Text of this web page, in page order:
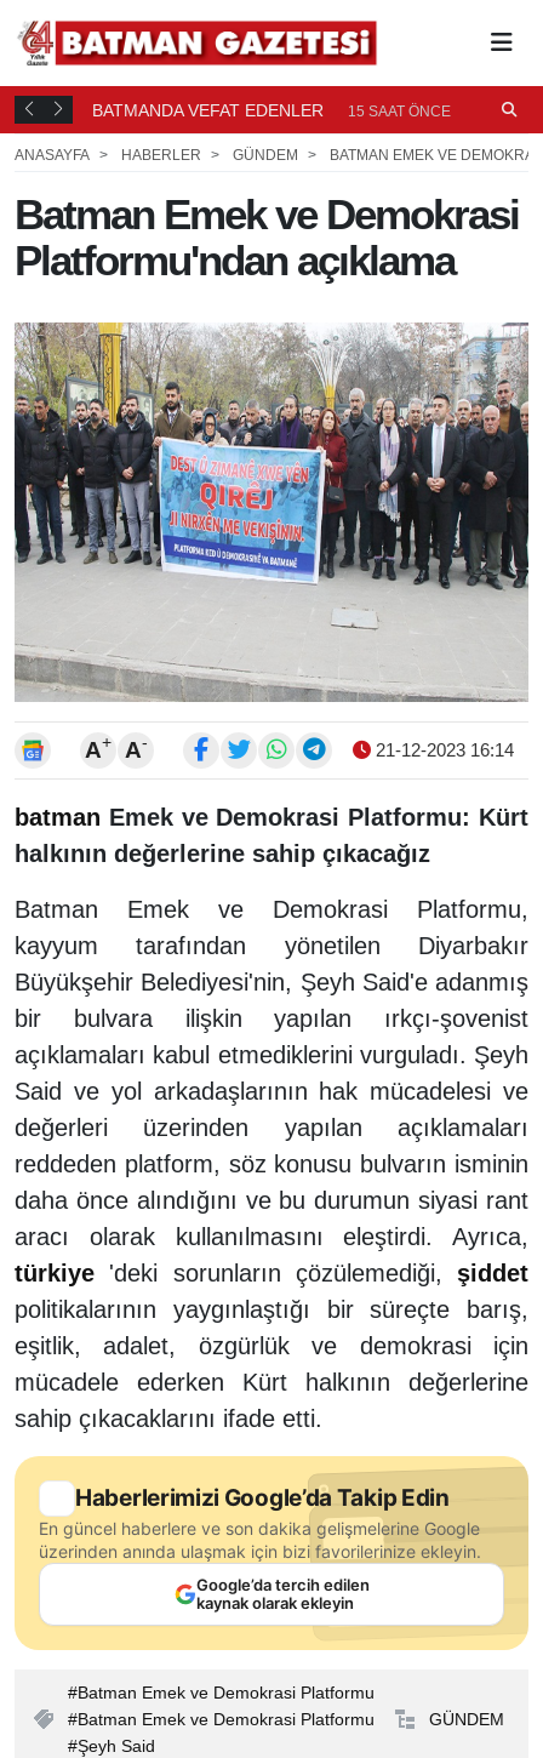
BATMANDA VEFAT EDENLER 15 SAAT ÖNCE
ANASAYFA HABERLER GÜNDEM BATMAN EMEK VE
Batman Emek ve Demokrasi
Platformu'ndan açıklama
A+ A- 21-12-2023 16:14
batman Emek ve Demokrasi Platformu: Kürt
halkının değerlerine sahip çıkacağız
Batman Emek ve Demokrasi Platformu,
kayyum tarafından yönetilen Diyarbakır
Büyükşehir Belediyesi'nin, Şeyh Said'e adanmış
bir bulvara ilişkin yapılan ırkçı-şovenist
açıklamaları kabul etmediklerini vurguladı. Şeyh
Said ve yol arkadaşlarının hak mücadelesi ve
değerleri üzerinden yapılan açıklamaları
reddeden platform, söz konusu bulvarın isminin
daha önce alındığını ve bu durumun siyasi rant
aracı olarak kullanılmasını eleştirdi. Ayrıca,
türkiye 'deki sorunların çözülemediği, şiddet
politikalarının yaygınlaştığı bir süreçte barış,
eşitlik, adalet, özgürlük ve demokrasi için
mücadele ederken Kürt halkının değerlerine
sahip çıkacaklarını ifade etti.
Haberlerimizi Google’da Takip Edin
En güncel haberlere ve son dakika gelişmelerine Google
üzerinden anında ulaşmak için bizi favorilerinize ekleyin.
Google’da tercih edilen
kaynak olarak ekleyin
Batman Emek ve Demokrasi Platformu
Batman Emek ve Demokrasi Platformu
Şeyh Said
GÜNDEM